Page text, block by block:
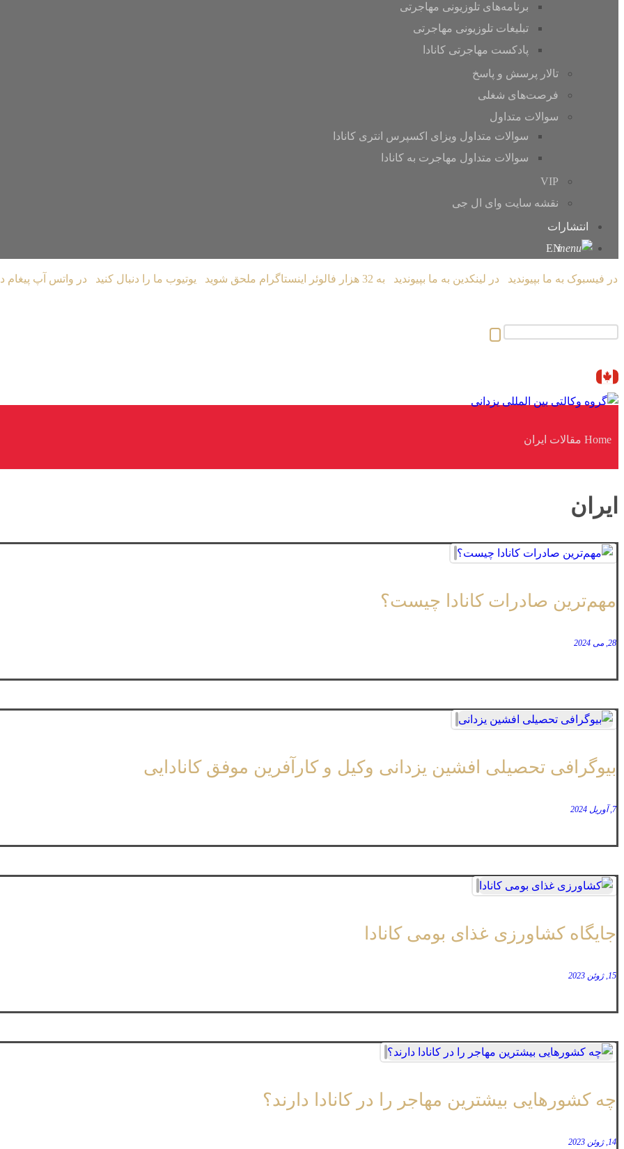
برنامه‎‌های تلوزیونی مهاجرتی
تبلیغات تلوزیونی مهاجرتی
پادکست مهاجرتی کانادا
تالار پرسش و پاسخ
فرصت‌‌های شغلی
سوالات متداول
سوالات متداول ویزای اکسپرس انتری کانادا
سوالات متداول مهاجرت به کانادا
VIP
نقشه سایت وای ال جی
انتشارات
EN
در فیسبوک به ما بپیوندید در لینکدین به ما بپیوندید به 32 هزار فالوئر اینستاگرام ملحق شوید یوتیوب ما را دنبال کنید
در واتس آپ پیغام
Home مقالات ایران
ایران
مهم‌ترین صادرات کانادا چیست؟
28, می 2024
بیوگرافی تحصیلی افشین یزدانی وکیل و کارآفرین موفق کانادایی
7, آوریل 2024
جایگاه کشاورزی غذای بومی کانادا
15, ژوئن 2023
چه کشورهایی بیشترین مهاجر را در کانادا دارند؟
14, ژوئن 2023